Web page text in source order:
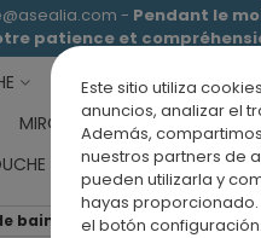
Este sitio utiliza
anuncios, analizar el
Además,
nuestros partners de
pueden utilizarla y
hayas
el botón configuración.
- Pendant le
patience et
RECEVEURS DE DOUCHE
MIROIRS DE SALLE DE BAIN
ÉVIERS DE CUISINE
bain sur pieds Meuble